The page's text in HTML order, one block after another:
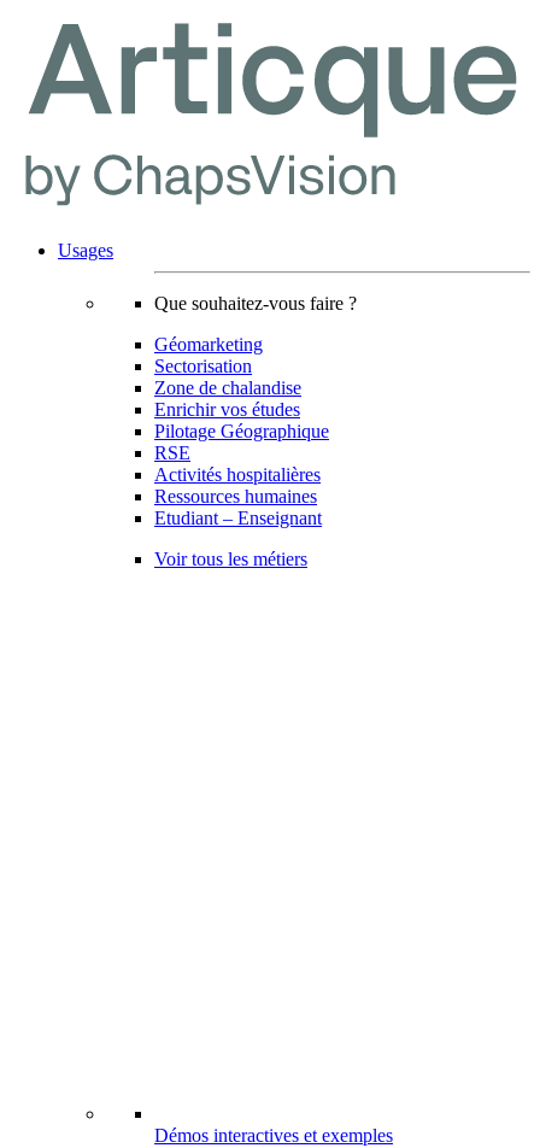
Usages
Que souhaitez-vous faire ?
Géomarketing
Sectorisation
Zone de chalandise
Enrichir vos études
Pilotage Géographique
RSE
Activités hospitalières
Ressources humaines
Etudiant – Enseignant
Voir tous les métiers
Démos interactives et exemples